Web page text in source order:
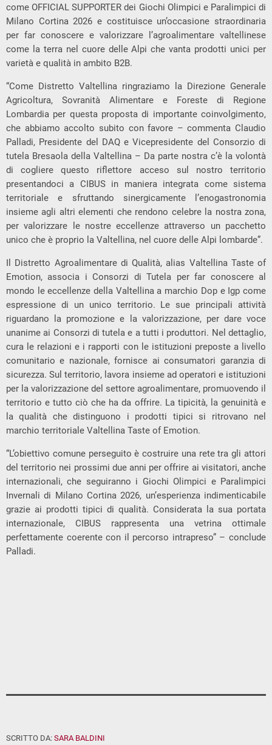
come OFFICIAL SUPPORTER dei Giochi Olimpici e Paralimpici di
Milano Cortina 2026 e costituisce un’occasione straordinaria
per far conoscere e valorizzare l’agroalimentare valtellinese
come la terra nel cuore delle Alpi che vanta prodotti unici per
varietà e qualità in ambito B2B.
“Come Distretto Valtellina ringraziamo la Direzione Generale
Agricoltura, Sovranità Alimentare e Foreste di Regione
Lombardia per questa proposta di importante coinvolgimento,
che abbiamo accolto subito con favore – commenta Claudio
Palladi, Presidente del DAQ e Vicepresidente del Consorzio di
tutela Bresaola della Valtellina – Da parte nostra c’è la volontà
di cogliere questo riflettore acceso sul nostro territorio
presentandoci a CIBUS in maniera integrata come sistema
territoriale e sfruttando sinergicamente l’enogastronomia
insieme agli altri elementi che rendono celebre la nostra zona,
per valorizzare le nostre eccellenze attraverso un pacchetto
unico che è proprio la Valtellina, nel cuore delle Alpi lombarde”.
Il Distretto Agroalimentare di Qualità, alias Valtellina Taste of
Emotion, associa i Consorzi di Tutela per far conoscere al
mondo le eccellenze della Valtellina a marchio Dop e Igp come
espressione di un unico territorio. Le sue principali attività
riguardano la promozione e la valorizzazione, per dare voce
unanime ai Consorzi di tutela e a tutti i produttori. Nel dettaglio,
cura le relazioni e i rapporti con le istituzioni preposte a livello
comunitario e nazionale, fornisce ai consumatori garanzia di
sicurezza. Sul territorio, lavora insieme ad operatori e istituzioni
per la valorizzazione del settore agroalimentare, promuovendo il
territorio e tutto ciò che ha da offrire. La tipicità, la genuinità e
la qualità che distinguono i prodotti tipici si ritrovano nel
marchio territoriale Valtellina Taste of Emotion.
“L’obiettivo comune perseguito è costruire una rete tra gli attori
del territorio nei prossimi due anni per offrire ai visitatori, anche
internazionali, che seguiranno i Giochi Olimpici e Paralimpici
Invernali di Milano Cortina 2026, un’esperienza indimenticabile
grazie ai prodotti tipici di qualità. Considerata la sua portata
internazionale, CIBUS rappresenta una vetrina ottimale
perfettamente coerente con il percorso intrapreso” – conclude
Palladi.
SCRITTO DA: SARA BALDINI